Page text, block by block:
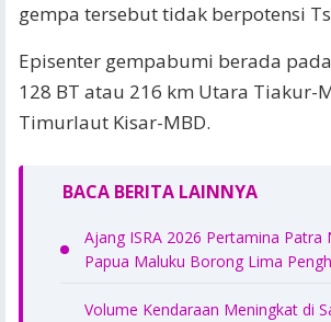
gempa tersebut tidak berpotensi
Episenter gempabumi berada
128 BT atau 216 km Utara Tiakur-
Timurlaut Kisar-MBD.
BACA BERITA LAINNYA
Ajang ISRA 2026 Pertamina Patra
Papua Maluku Borong Lima
Volume Kendaraan Meningkat di